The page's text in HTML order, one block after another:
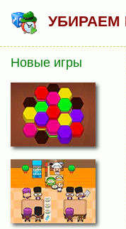
Новые игры